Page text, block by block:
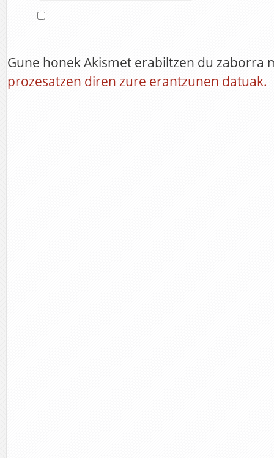
Gune honek Akismet erabiltzen du zaborra
prozesatzen diren zure erantzunen datuak.